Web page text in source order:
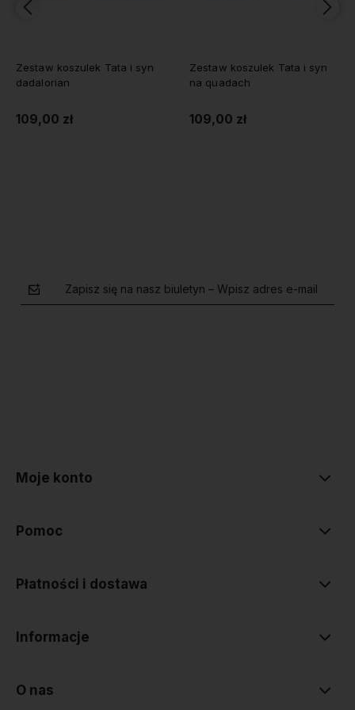
Zestaw koszulek Tata i syn
dadalorian
109,00 zł
Zestaw koszulek Tata i syn
na quadach
109,00 zł
Zapisz się na nasz biuletyn – Wpisz adres e-mail
Moje konto
Pomoc
Płatności i dostawa
Informacje
O nas